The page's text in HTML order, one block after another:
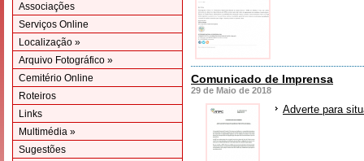
Associações
Serviços Online
Localização »
Arquivo Fotográfico »
Cemitério Online
Roteiros
Links
Multimédia »
Sugestões
Comunicado de Imprensa
29 de Maio de 2018
Adverte para